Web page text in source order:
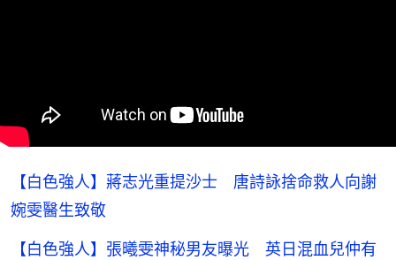
【白色強人】蔣志光重提沙士 唐詩詠捨命救人向謝
婉雯醫生致敬
【白色強人】張曦雯神秘男友曝光 英日混血兒仲有